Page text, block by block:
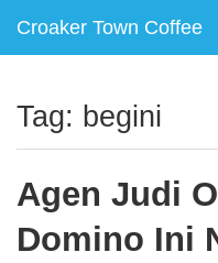
Croaker Town Coffee
Tag: begini
Agen Judi
Domino Ini